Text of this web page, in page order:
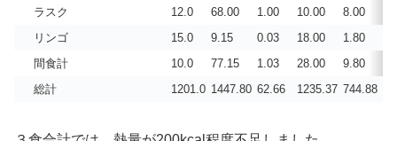
ラスク
12.0 68.00 1.00 10.00 8.00
リンゴ
15.0 9.15 0.03 18.00 1.80
間食計
10.0 77.15 1.03 28.00 9.80
総計
1201.0 1447.80 62.66 1235.37 744.88